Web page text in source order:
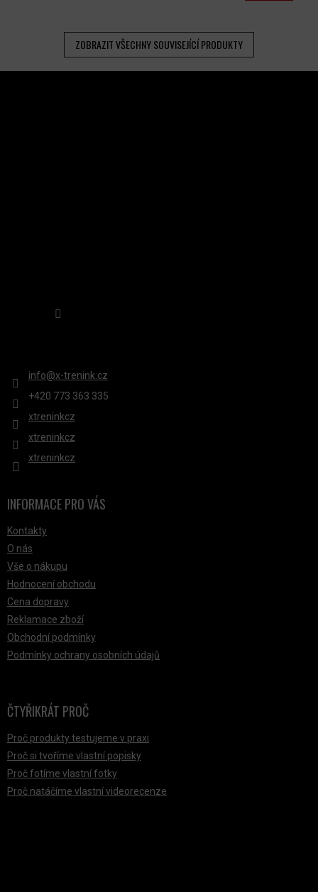
ZOBRAZIT VŠECHNY SOUVISEJÍCÍ PRODUKTY
Z
info@x-trenink.cz
+420 ‭773 363 335
xtreninkcz
xtreninkcz
xtreninkcz
INFORMACE PRO VÁS
Kontakty
O nás
Vše o nákupu
Hodnocení obchodu
Cena dopravy
Reklamace zboží
Obchodní podmínky
Podmínky ochrany osobních údajů
ČTYŘIKRÁT PROČ
Proč produkty testujeme v praxi
Proč si tvoříme vlastní popisky
Proč fotíme vlastní fotky
Proč natáčíme vlastní videorecenze